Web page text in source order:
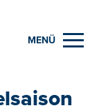
MENÜ